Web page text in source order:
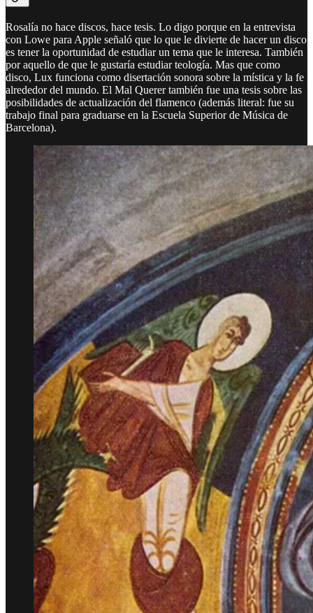
Rosalía no hace discos, hace tesis. Lo digo porque en la entrevista
con Lowe para Apple señaló que lo que le divierte de hacer un disco
es tener la oportunidad de estudiar un tema que le interesa. También
por aquello de que le gustaría estudiar teología. Mas que como
disco, Lux funciona como disertación sonora sobre la mística y la fe
alrededor del mundo. El Mal Querer también fue una tesis sobre las
posibilidades de actualización del flamenco (además literal: fue su
trabajo final para graduarse en la Escuela Superior de Música de
Barcelona).